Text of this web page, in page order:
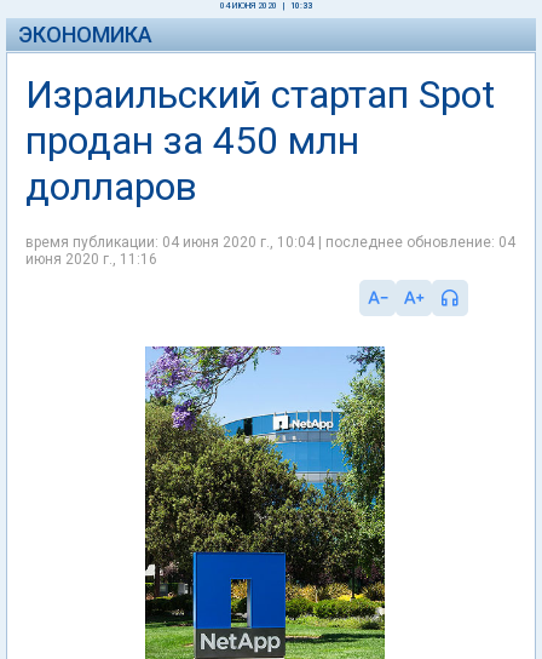
04 ИЮНЯ 2020 10:33
ЭКОНОМИКА
Израильский стартап Spot
продан за 450 млн
долларов
время публикации: 04 июня 2020 г., 10:04 | последнее обновление: 04
июня 2020 г., 11:16